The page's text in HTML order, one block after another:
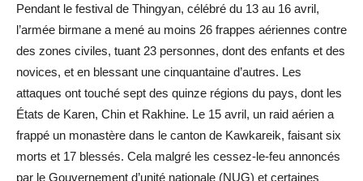
Pendant le festival de Thingyan, célébré du 13 au 16 avril,
l’armée birmane a mené au moins 26 frappes aériennes contre
des zones civiles, tuant 23 personnes, dont des enfants et des
novices, et en blessant une cinquantaine d’autres. Les
attaques ont touché sept des quinze régions du pays, dont les
États de Karen, Chin et Rakhine. Le 15 avril, un raid aérien a
frappé un monastère dans le canton de Kawkareik, faisant six
morts et 17 blessés. Cela malgré les cessez-le-feu annoncés
par le Gouvernement d’unité nationale (NUG) et certaines